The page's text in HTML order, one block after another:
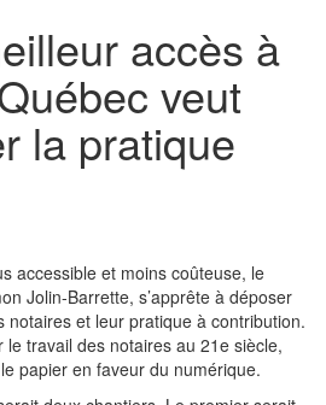
accès à
veut
la pratique
accessible et moins coûteuse, le
Jolin-Barrette, s’apprête à déposer
notaires et leur pratique à contribution.
le travail des notaires au 21e siècle,
papier en faveur du numérique.